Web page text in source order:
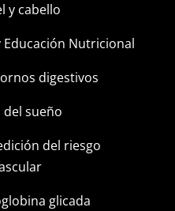
y cabello
Nutricional
digestivos
sueño
del riesgo
glicada